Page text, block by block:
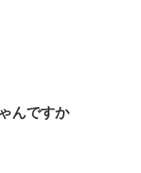
んですか